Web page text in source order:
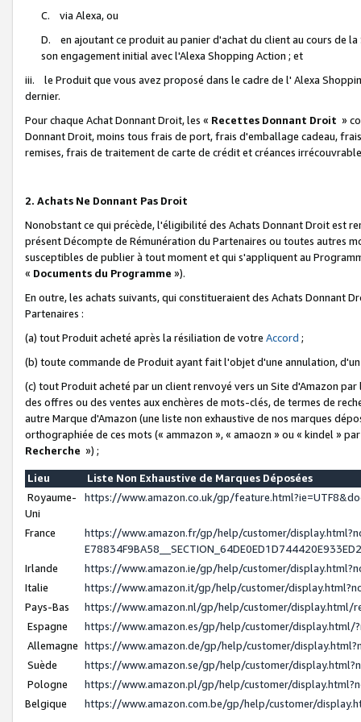
C. via Alexa, ou
D. en ajoutant ce produit au panier d'achat du client au cours de
son engagement initial avec l'Alexa Shopping Action ; et
iii. le Produit que vous avez proposé dans le cadre de l' Alexa
dernier.
Pour chaque Achat Donnant Droit, les « Recettes Donnant Droit »
Donnant Droit, moins tous frais de port, frais d'emballage cadeau,
remises, frais de traitement de carte de crédit et créances
2. Achats Ne Donnant Pas Droit
Nonobstant ce qui précède, l'éligibilité des Achats Donnant Droit est
présent Décompte de Rémunération du Partenaires ou toutes autres
susceptibles de publier à tout moment et qui s'appliquent au
« Documents du Programme »).
En outre, les achats suivants, qui constitueraient des Achats Donnant
Partenaires :
(a) tout Produit acheté après la résiliation de votre Accord ;
(b) toute commande de Produit ayant fait l'objet d'une annulation,
(c) tout Produit acheté par un client renvoyé vers un Site d'Amazon
des offres ou des ventes aux enchères de mots-clés, de termes de
autre Marque d'Amazon (une liste non exhaustive de nos marques
orthographiée de ces mots (« ammazon », « amaozn » ou « kindel »
Recherche ») ;
Lieu
Liste Non Exhaustive de Marques Déposées
Royaume-
Uni
https://www.amazon.co.uk/gp/
France
https://www.amazon.fr/gp/help/customer/
Irlande
https://www.amazon.ie/gp/help/customer/
Italie
https://www.amazon.it/gp/help/customer/
Pays-Bas
https://www.amazon.nl/gp/help/customer/display.html/
Espagne
https://www.amazon.es/gp/help/customer/display.html/
Allemagne https://www.amazon.de/gp/help/customer/
Suède
https://www.amazon.se/gp/help/customer/
Pologne
https://www.amazon.pl/gp/help/customer/
Belgique
https://www.amazon.com.be/gp/help/customer/